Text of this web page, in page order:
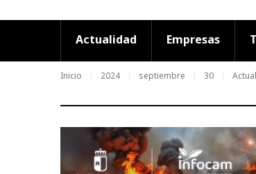
Actualidad Empresas
Inicio 2024 septiembre 30